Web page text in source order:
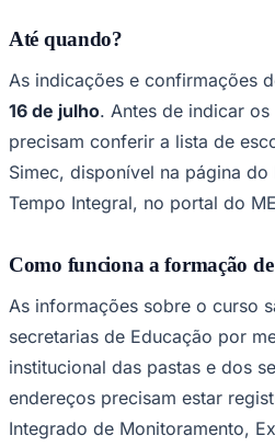
Corinthians
Até quando?
As indicações e confirmações
16 de julho. Antes de indicar
precisam conferir a lista de
Simec, disponível na página do
Tempo Integral, no portal do
Como funciona a formação de
As informações sobre o curso
secretarias de Educação por
institucional das pastas e dos
endereços precisam estar
Integrado de Monitoramento,